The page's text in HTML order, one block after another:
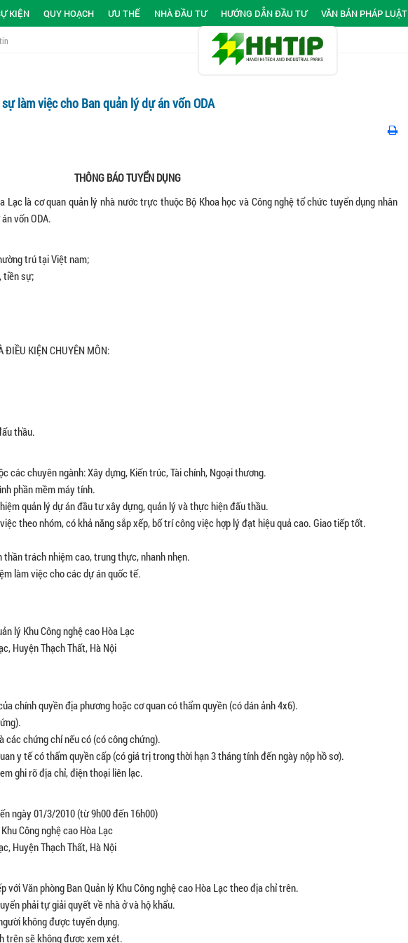
KIỆN QUY HOẠCH ƯU THẾ NHÀ ĐẦU TƯ HƯỚNG DẪN ĐẦU TƯ VĂN BẢN PHÁP LUẬT
làm việc cho Ban quản lý dự án vốn ODA
THÔNG BÁO TUYỂN DỤNG
Lạc là cơ quan quản lý nhà nước trực thuộc Bộ Khoa học và Công nghệ tổ chức tuyển dụng nhân
vốn ODA.
trú tại Việt nam;
tiền sự;
ĐIỀU KIỆN CHUYÊN MÔN:
thầu.
các chuyên ngành: Xây dựng, Kiến trúc, Tài chính, Ngoại thương.
phần mềm máy tính.
quản lý dự án đầu tư xây dựng, quản lý và thực hiện đấu thầu.
theo nhóm, có khả năng sắp xếp, bố trí công việc hợp lý đạt hiệu quả cao. Giao tiếp tốt.
trách nhiệm cao, trung thực, nhanh nhẹn.
làm việc cho các dự án quốc tế.
lý Khu Công nghệ cao Hòa Lạc
Huyện Thạch Thất, Hà Nội
chính quyền địa phương hoặc cơ quan có thẩm quyền (có dán ảnh 4x6).
các chứng chỉ nếu có (có công chứng).
y tế có thẩm quyền cấp (có giá trị trong thời hạn 3 tháng tính đến ngày nộp hồ sơ).
ghi rõ địa chỉ, điện thoại liên lạc.
ngày 01/3/2010 (từ 9h00 đến 16h00)
Công nghệ cao Hòa Lạc
Huyện Thạch Thất, Hà Nội
Văn phòng Ban Quản lý Khu Công nghệ cao Hòa Lạc theo địa chỉ trên.
phải tự giải quyết về nhà ở và hộ khẩu.
không được tuyển dụng.
trên sẽ không được xem xét.